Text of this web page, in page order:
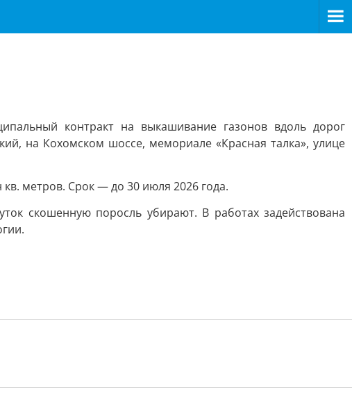
контракт на выкашивание газонов вдоль дорог
на Кохомском шоссе, мемориале «Красная талка», улице
метров. Срок — до 30 июля 2026 года.
скошенную поросль убирают. В работах задействована